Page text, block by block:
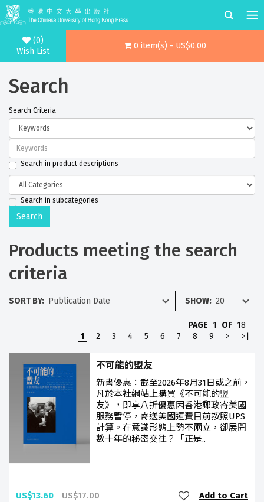
(0)
Wish List
0 item(s) - US$0.00
Search
Search Criteria
Search in product descriptions
Search in subcategories
Products meeting the search
criteria
SORT BY: SHOW:
PAGE 1 OF 18
1
2 3 4 5 6 7 8 9 > >|
不可能的盟友
新書優惠：截至2026年8月31日或之前，
凡於本社網站上購買《不可能的盟
友》，即享八折優惠因香港郵政寄美國
服務暫停，寄送美國運費目前按照UPS
計算。在意識形態上勢不兩立，卻展開
數十年的秘密交往？「正是..
US$13.60 US$17.00 Add to Cart